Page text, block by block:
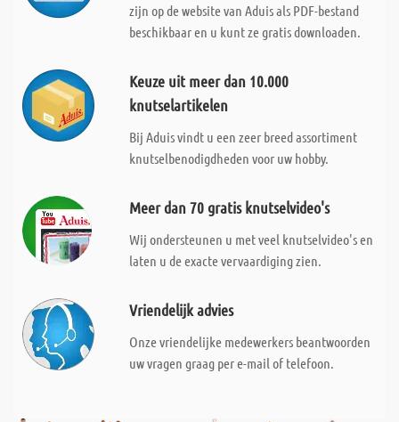
zijn op de website van Aduis als PDF-bestand
beschikbaar en u kunt ze gratis downloaden.
Keuze uit meer dan 10.000
knutselartikelen
Bij Aduis vindt u een zeer breed assortiment
knutselbenodigdheden voor uw hobby.
Meer dan 70 gratis knutselvideo's
Wij ondersteunen u met veel knutselvideo's en
laten u de exacte vervaardiging zien.
Vriendelijk advies
Onze vriendelijke medewerkers beantwoorden
uw vragen graag per e-mail of telefoon.